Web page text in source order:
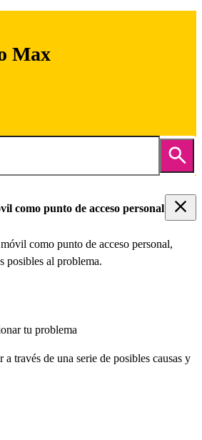
Max
como punto de acceso personal
como punto de acceso personal,
posibles al problema.
tu problema
través de una serie de posibles causas y